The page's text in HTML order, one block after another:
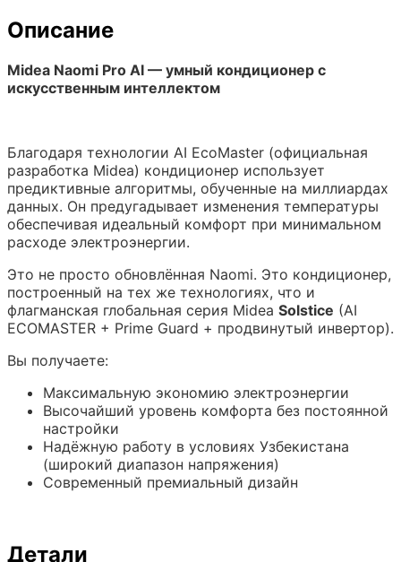
Описание
Midea Naomi Pro AI — умный кондиционер с
искусственным интеллектом
Благодаря технологии AI EcoMaster (официальная
разработка Midea) кондиционер использует
предиктивные алгоритмы, обученные на миллиардах
данных. Он предугадывает изменения температуры
обеспечивая идеальный комфорт при минимальном
расходе электроэнергии.
Это не просто обновлённая Naomi. Это кондиционер,
построенный на тех же технологиях, что и
флагманская глобальная серия Midea Solstice (AI
ECOMASTER + Prime Guard + продвинутый инвертор).
Вы получаете:
Максимальную экономию электроэнергии
Высочайший уровень комфорта без постоянной
настройки
Надёжную работу в условиях Узбекистана
(широкий диапазон напряжения)
Современный премиальный дизайн
Детали